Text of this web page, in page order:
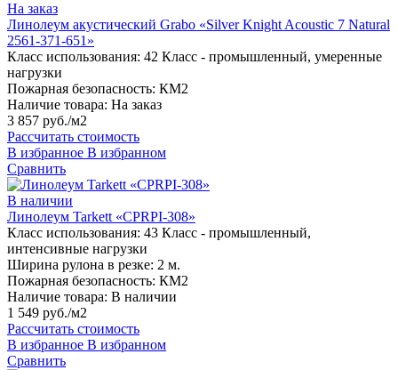
На заказ
Линолеум акустический Grabo «Silver Knight Acoustic 7 Natural
2561-371-651»
Класс использования: 42 Класс - промышленный, умеренные
нагрузки
Пожарная безопасность: КМ2
Наличие товара: На заказ
3 857 руб./м2
Рассчитать стоимость
В избранное В избранном
Сравнить
В наличии
Линолеум Tarkett «CPRPI-308»
Класс использования: 43 Класс - промышленный,
интенсивные нагрузки
Ширина рулона в резке: 2 м.
Пожарная безопасность: КМ2
Наличие товара: В наличии
1 549 руб./м2
Рассчитать стоимость
В избранное В избранном
Сравнить